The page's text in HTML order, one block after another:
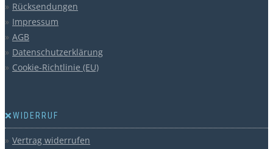
Rücksendungen
Impressum
AGB
Datenschutzerklärung
Cookie-Richtlinie (EU)
❌WIDERRUF
Vertrag widerrufen